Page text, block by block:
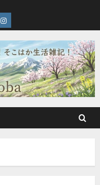
Instagram